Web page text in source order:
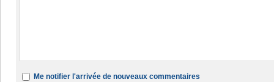
Me notifier l'arrivée de nouveaux commentaires